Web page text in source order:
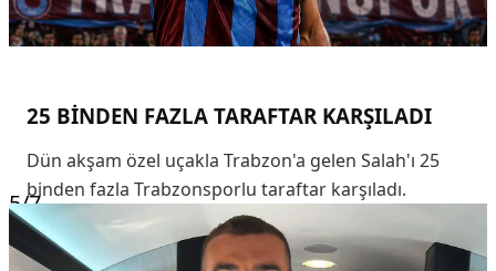
25 BİNDEN FAZLA TARAFTAR KARŞILADI
Dün akşam özel uçakla Trabzon'a gelen Salah'ı 25
binden fazla Trabzonsporlu taraftar karşıladı.
5/7